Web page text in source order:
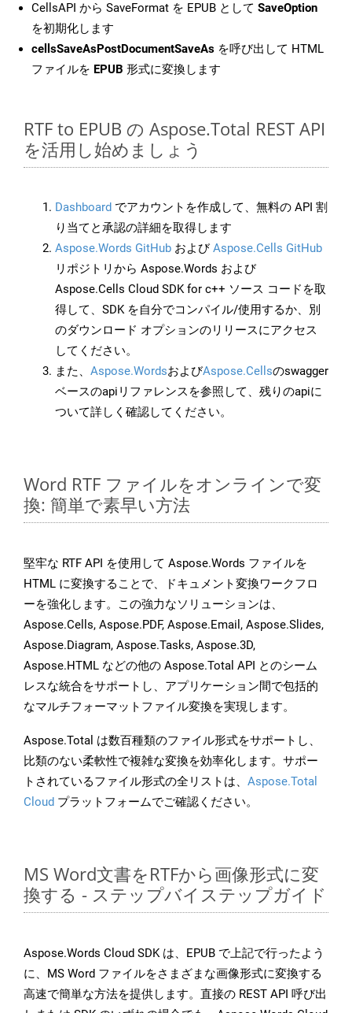
CellsAPI から SaveFormat を EPUB として SaveOption
を初期化します
cellsSaveAsPostDocumentSaveAs を呼び出して HTML
ファイルを EPUB 形式に変換します
RTF to EPUB の Aspose.Total REST API
を活用し始めましょう
Dashboard でアカウントを作成して、無料の API 割
り当てと承認の詳細を取得します
Aspose.Words GitHub およびAspose.Cells GitHub
リポジトリから Aspose.Words および
Aspose.Cells Cloud SDK for c++ ソース コードを取
得して、SDK を自分でコンパイル/使用するか、別
のダウンロード オプションのリリースにアクセス
してください。
また、 Aspose.WordsおよびAspose.Cellsのswagger
ベースのapiリファレンスを参照して、残りのapiに
ついて詳しく確認してください。
Word RTF ファイルをオンラインで変
換: 簡単で素早い方法
堅牢な RTF API を使用して Aspose.Words ファイルを
HTML に変換することで、ドキュメント変換ワークフロ
ーを強化します。この強力なソリューションは、
Aspose.Cells, Aspose.PDF, Aspose.Email, Aspose.Slides,
Aspose.Diagram, Aspose.Tasks, Aspose.3D,
Aspose.HTML などの他の Aspose.Total API とのシーム
レスな統合をサポートし、アプリケーション間で包括的
なマルチフォーマットファイル変換を実現します。
Aspose.Total は数百種類のファイル形式をサポートし、
比類のない柔軟性で複雑な変換を効率化します。サポー
トされているファイル形式の全リストは、 Aspose.Total
Cloud プラットフォームでご確認ください。
MS Word文書をRTFから画像形式に変
換する - ステップバイステップガイド
Aspose.Words Cloud SDK は、EPUB で上記で行ったよう
に、MS Word ファイルをさまざまな画像形式に変換する
高速で簡単な方法を提供します。直接の REST API 呼び出